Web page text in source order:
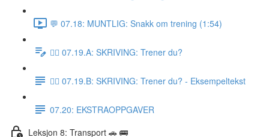
💬 07.18: MUNTLIG: Snakk om trening (1:54)
✍🏼 07.19.A: SKRIVING: Trener du?
✍🏼 07.19.B: SKRIVING: Trener du? - Eksempeltekst
07.20: EKSTRAOPPGAVER
Leksjon 8: Transport 🚗 🚌